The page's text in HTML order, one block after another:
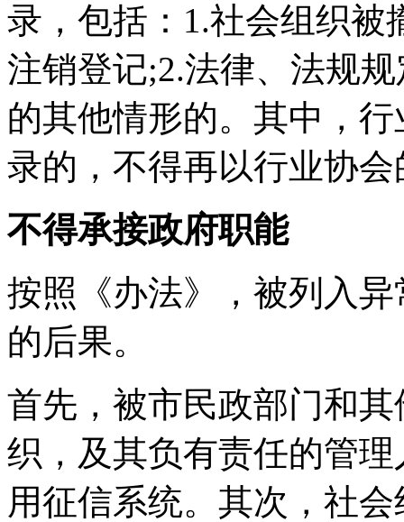
录，包括：1.社会组织被
注销登记;2.法律、法规
的其他情形的。其中，
录的，不得再以行业协
不得承接政府职能
按照《办法》，被列入
的后果。
首先，被市民政部门和
织，及其负有责任的管
用征信系统。其次，社